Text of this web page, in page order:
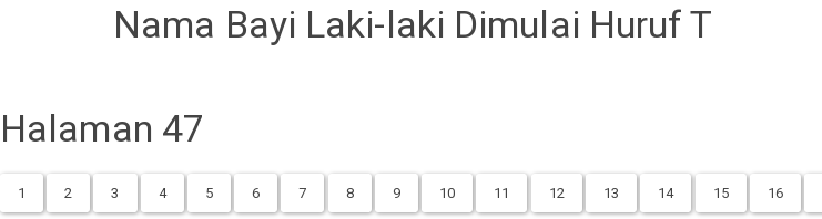
Nama Bayi Laki-laki Dimulai Huruf T
Halaman 47
1 2 3 4 5 6 7 8 9 10 11 12 13 14 15 16